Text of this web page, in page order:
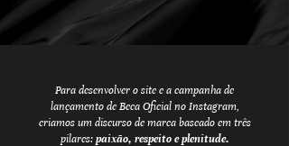
Para desenvolver o site e a campanha de
lançamento de Beca Oficial no Instagram,
criamos um discurso de marca baseado em três
pilares: paixão, respeito e plenitude.